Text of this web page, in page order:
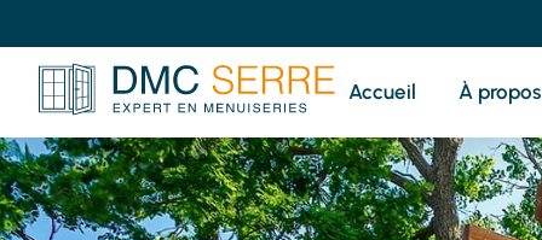
Accueil À propos